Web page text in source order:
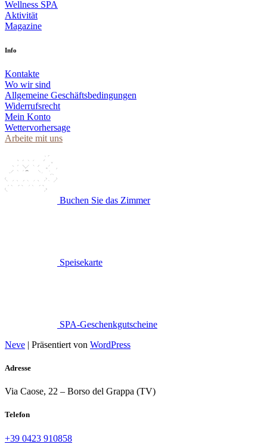
Wellness SPA
Aktivität
Magazine
Info
Kontakte
Wo wir sind
Allgemeine Geschäftsbedingungen
Widerrufsrecht
Mein Konto
Wettervorhersage
Arbeite mit uns
Buchen Sie das Zimmer
Speisekarte
SPA-Geschenkgutscheine
Neve | Präsentiert von WordPress
Adresse
Via Caose, 22 – Borso del Grappa (TV)
Telefon
+39 0423 910858